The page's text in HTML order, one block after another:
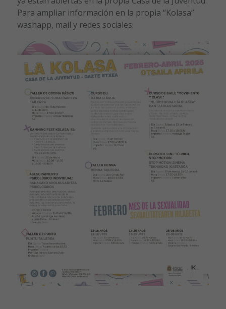
Para ampliar información en la propia “Kolasa”
washapp, mail y redes sociales.